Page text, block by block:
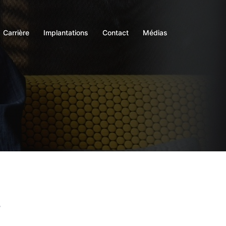
Carrière Implantations Contact Médias